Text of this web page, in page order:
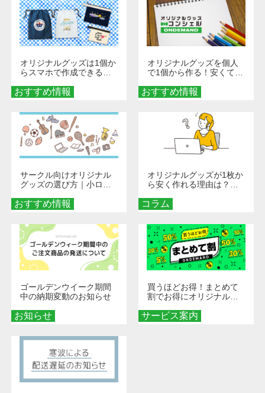
おすすめ情報
オリジナルグッズは1個か
らスマホで作成できる！
くなる巾着＆ポーチ活用
術
おすすめ情報
オリジナルグッズを個人
で1個から作る！安くて簡
秘訣
おすすめ情報
サークル向けオリジナル
グッズの選び方｜小ロッ
める秘訣
コラム
オリジナルグッズが1枚か
ら安く作れる理由は？オ
とメリットを解説
お知らせ
ゴールデンウイーク期間
中の納期変動のお知らせ
サービス案内
買うほどお得！まとめて
割でお得にオリジナルグ